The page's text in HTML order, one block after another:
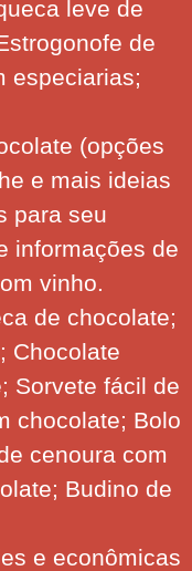
leve de
de
especiarias;
(opções
e mais ideias
para seu
informações de
vinho.
de chocolate;
Chocolate
Sorvete fácil de
chocolate; Bolo
cenoura com
Budino de
e econômicas